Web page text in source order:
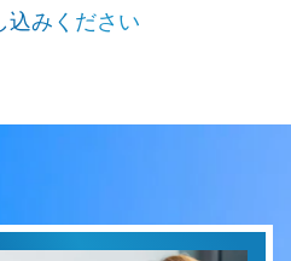
込みください